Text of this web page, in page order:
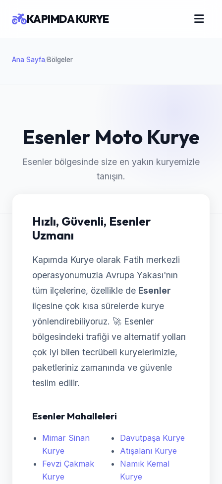
Ana Sayfa/Bölgeler
KAPIMDA KURYE
Esenler Moto Kurye
Esenler bölgesinde size en yakın kuryemizle
tanışın.
Hızlı, Güvenli, Esenler
Uzmanı
Kapımda Kurye olarak Fatih merkezli
operasyonumuzla Avrupa Yakası'nın
tüm ilçelerine, özellikle de Esenler
ilçesine çok kısa sürelerde kurye
yönlendirebiliyoruz. 🚀 Esenler
bölgesindeki trafiği ve alternatif yolları
çok iyi bilen tecrübeli kuryelerimizle,
paketleriniz zamanında ve güvenle
teslim edilir.
Esenler Mahalleleri
Mimar Sinan
Kurye
Fevzi Çakmak
Kurye
Davutpaşa Kurye
Atışalanı Kurye
Namık Kemal
Kurye